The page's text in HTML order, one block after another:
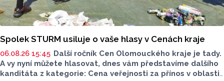
Spolek STURM usiluje o vaše hlasy v Cenách kraje
06.08.26 15:45 Další ročník Cen Olomouckého kraje je tady.
A vy nyní můžete hlasovat, dnes vám představíme dalšího
kanditáta z kategorie: Cena veřejnosti za přínos v oblasti